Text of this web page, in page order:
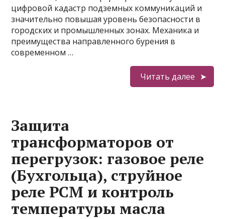
цифровой кадастр подземных коммуникаций и
значительно повышая уровень безопасности в
городских и промышленных зонах. Механика и
преимущества направленного бурения в
современном …
Читать далее
Защита
трансформаторов от
перегрузок: газовое реле
(Бухгольца), струйное
реле РСМ и контроль
температуры масла